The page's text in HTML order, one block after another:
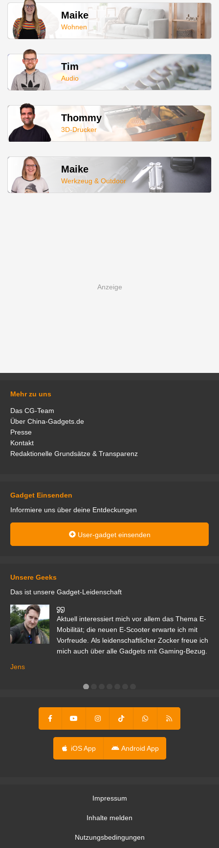
Maike
Wohnen
Tim
Audio
Thommy
3D-Drucker
Maike
Werkzeug & Outdoor
Mehr zu uns
Das CG-Team
Über China-Gadgets.de
Presse
Kontakt
Redaktionelle Grundsätze & Transparenz
Gadget Einsenden
Informiere uns über deine Entdeckungen
User-gadget einsenden
Unsere Geeks
Das ist unsere Gadget-Leidenschaft
Aktuell interessiert mich vor allem das Thema E-
Mobilität; die neuen E-Scooter erwarte ich mit
Vorfreude. Als leidenschaftlicher Zocker freue ich
mich auch über alle Gadgets mit Gaming-Bezug.
Jens
iOS App Android App
Impressum
Inhalte melden
Nutzungsbedingungen